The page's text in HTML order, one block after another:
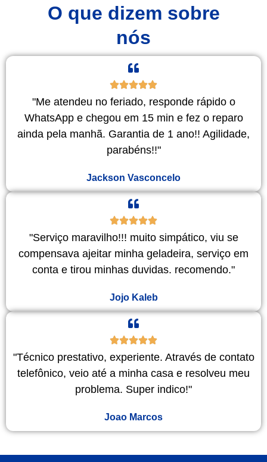
O que dizem sobre
nós
"Me atendeu no feriado, responde rápido o
WhatsApp e chegou em 15 min e fez o reparo
ainda pela manhã. Garantia de 1 ano!! Agilidade,
parabéns!!"
Jackson Vasconcelo
"Serviço maravilho!!! muito simpático, viu se
compensava ajeitar minha geladeira, serviço em
conta e tirou minhas duvidas. recomendo."
Jojo Kaleb
"Técnico prestativo, experiente. Através de contato
telefônico, veio até a minha casa e resolveu meu
problema. Super indico!"
Joao Marcos